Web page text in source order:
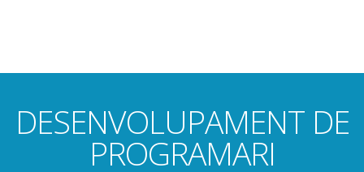
DESENVOLUPAMENT DE
PROGRAMARI